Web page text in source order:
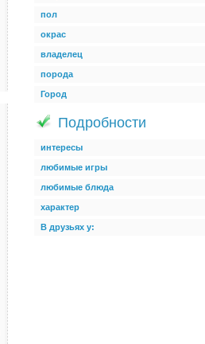
пол
окрас
владелец
порода
Город
Подробности
интересы
любимые игры
любимые блюда
характер
В друзьях у: